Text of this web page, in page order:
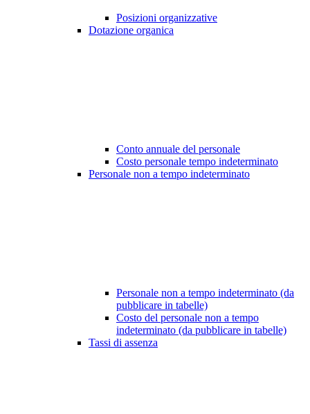
Posizioni organizzative
Dotazione organica
Conto annuale del personale
Costo personale tempo indeterminato
Personale non a tempo indeterminato
Personale non a tempo indeterminato (da
pubblicare in tabelle)
Costo del personale non a tempo
indeterminato (da pubblicare in tabelle)
Tassi di assenza